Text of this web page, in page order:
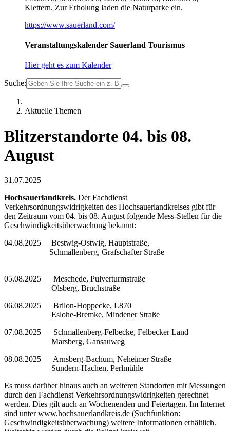
Klettern. Zur Erholung laden die Naturparke ein.
https://www.sauerland.com/
Veranstaltungskalender Sauerland Tourismus
Hier geht es zum Kalender
Suche:
Aktuelle Themen
Blitzerstandorte 04. bis 08.
August
31.07.2025
Hochsauerlandkreis. Der Fachdienst
Verkehrsordnungswidrigkeiten des Hochsauerlandkreises gibt für
den Zeitraum vom 04. bis 08. August folgende Mess-Stellen für die
Geschwindigkeitsüberwachung bekannt:
04.08.2025 Bestwig-Ostwig, Hauptstraße,
Schmallenberg, Grafschafter Straße
05.08.2025 Meschede, Pulverturmstraße
Olsberg, Bruchstraße
06.08.2025 Brilon-Hoppecke, L870
Eslohe-Bremke, Mindener Straße
07.08.2025 Schmallenberg-Felbecke, Felbecker Land
Marsberg, Gansauweg
08.08.2025 Arnsberg-Bachum, Neheimer Straße
Sundern-Hachen, Perlmühle
Es muss darüber hinaus auch an weiteren Standorten mit Messungen
durch den Fachdienst Verkehrsordnungswidrigkeiten gerechnet
werden. Dies gilt auch an Wochenenden und Feiertagen. Im Internet
sind unter www.hochsauerlandkreis.de (Suchfunktion:
Geschwindigkeitsüberwachung) weitere Informationen erhältlich.